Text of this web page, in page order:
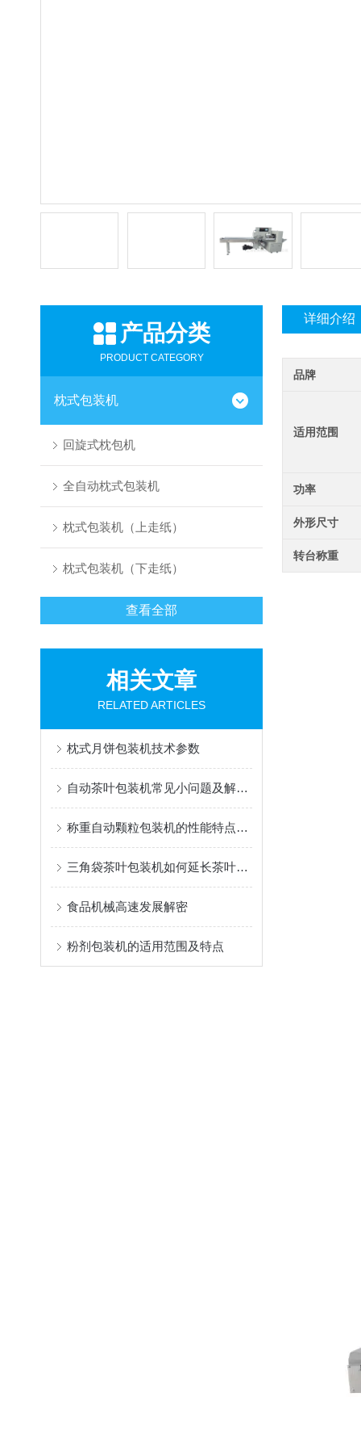
产品分类
PRODUCT CATEGORY
枕式包装机
回旋式枕包机
全自动枕式包装机
枕式包装机（上走纸）
枕式包装机（下走纸）
查看全部
相关文章
RELATED ARTICLES
枕式月饼包装机技术参数
自动茶叶包装机常见小问题及解决方法
称重自动颗粒包装机的性能特点是什么？
三角袋茶叶包装机如何延长茶叶的保质期？
食品机械高速发展解密
粉剂包装机的适用范围及特点
详细介绍
品牌
适用范围
功率
外形尺寸
转台称重